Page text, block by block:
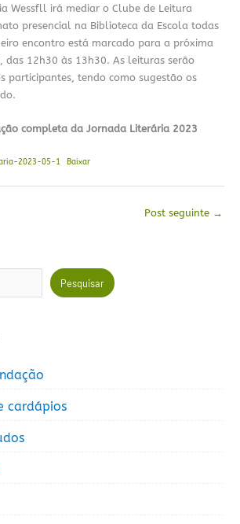
Wessfll irá mediar o Clube de Leitura
presencial na Biblioteca da Escola todas
encontro está marcado para a próxima
12h30 às 13h30. As leituras serão
participantes, tendo como sugestão os
completa da Jornada Literária 2023
2023-05-1 Baixar
Post seguinte →
Pesquisar
cardápios